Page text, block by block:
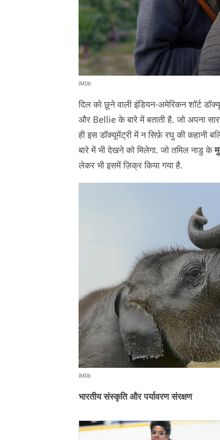
IMDb
दिल को छूने वाली इंडियन-अमेरिकन शॉर्ट
और Bellie के बारे में बताती है. जो अपना
ही इस डॉक्यूमेंट्री में न सिर्फ़ रघु की कहानी
बारे में भी देखने को मिलेगा. जो तमिल नाडु के
लेकर भी इसमें ज़िक्र किया गया है.
IMDb
भारतीय संस्कृति और पर्यावरण संरक्षण